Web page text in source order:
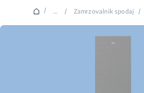
/ ... / Zamrzovalnik spodaj /